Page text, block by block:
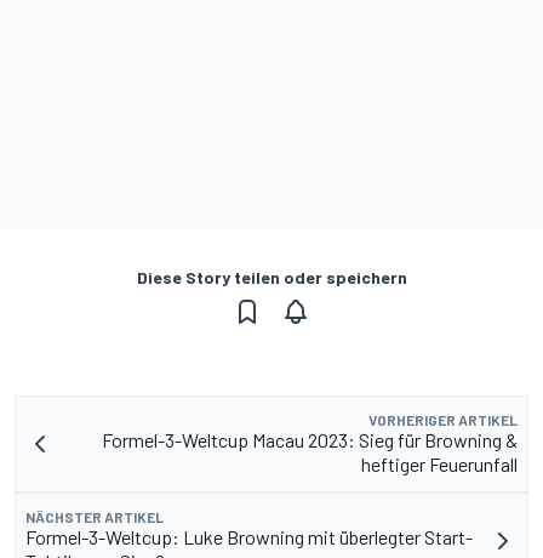
Diese Story teilen oder speichern
VORHERIGER ARTIKEL
Formel-3-Weltcup Macau 2023: Sieg für Browning &
heftiger Feuerunfall
NÄCHSTER ARTIKEL
Formel-3-Weltcup: Luke Browning mit überlegter Start-